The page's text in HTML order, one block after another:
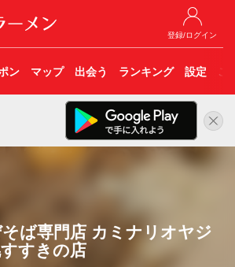
登録/ログイン
ン マップ 出会う ランキング 設定 こ
そば専門店 カミナリオヤジ
すきの店